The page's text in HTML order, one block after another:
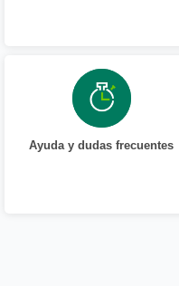
Ayuda y dudas frecuentes